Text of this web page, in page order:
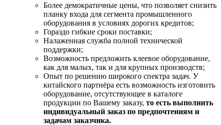
Более демократичные цены, что позволяет снизить
планку входа для сегмента промышленного
оборудования в условиях дорогих кредитов;
Гораздо гибкие сроки поставки;
Налаженная служба полной технической
поддержки;
Возможность предложить клеевое оборудование,
как для малых, так и для крупных производств;
Опыт по решению широкого спектра задач. У
китайского партнёра есть возможность изготовить
оборудование, отсутствующее в каталоге
продукции по Вашему заказу, то есть выполнить
индивидуальный заказ по предпочтениям и
задачам заказчика.